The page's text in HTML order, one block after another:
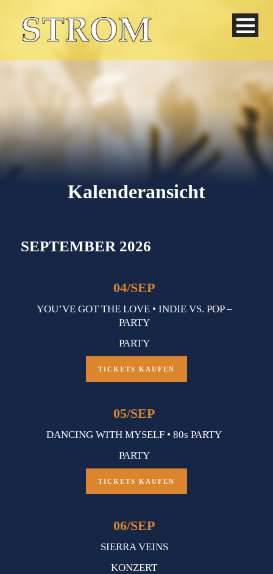
DeutschKalenderansicht
SEPTEMBER 2026
04/SEP
YOU’VE GOT THE LOVE • INDIE VS. POP –
PARTY
PARTY
TICKETS KAUFEN
05/SEP
DANCING WITH MYSELF • 80s PARTY
PARTY
TICKETS KAUFEN
06/SEP
SIERRA VEINS
KONZERT